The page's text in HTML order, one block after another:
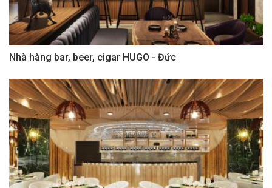
Nhà hàng bar, beer, cigar HUGO - Đức